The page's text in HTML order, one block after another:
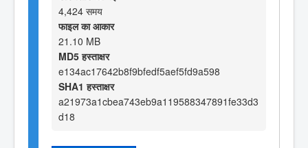
4,424 समय
फाइल का आकार
21.10 MB
MD5 हस्ताक्षर
e134ac17642b8f9bfedf5aef5fd9a598
SHA1 हस्ताक्षर
a21973a1cbea743eb9a119588347891fe33d3
d18